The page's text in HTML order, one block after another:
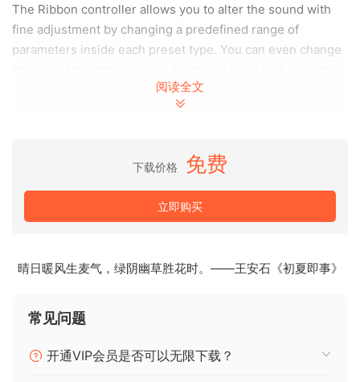
The Ribbon controller allows you to alter the sound with
fine adjustment by changing a predefined range of
parameters inside each preset type. You can even change
vocal or instrument track.
don’t have to be full of features and functions to give you a
great FX sound to use in your tracks.
verification which cannot be reverse calculated.
阅读全文
下载价格 免费
立即购买
晴日暖风生麦气，绿阴幽草胜花时。——王安石《初夏即事》
常见问题
开通VIP会员是否可以无限下载？